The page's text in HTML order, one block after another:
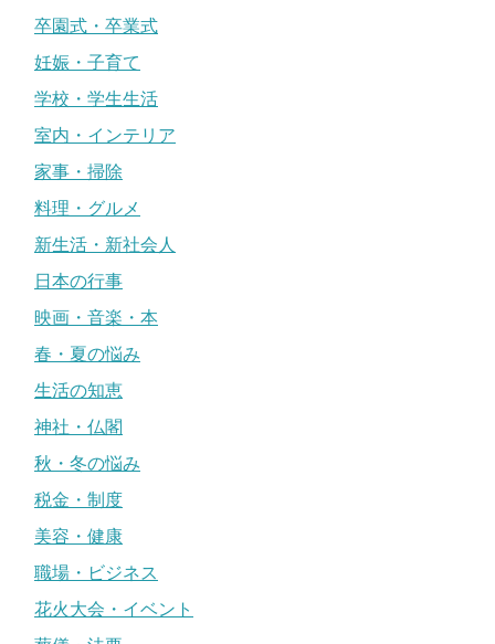
卒園式・卒業式
妊娠・子育て
学校・学生生活
室内・インテリア
家事・掃除
料理・グルメ
新生活・新社会人
日本の行事
映画・音楽・本
春・夏の悩み
生活の知恵
神社・仏閣
秋・冬の悩み
税金・制度
美容・健康
職場・ビジネス
花火大会・イベント